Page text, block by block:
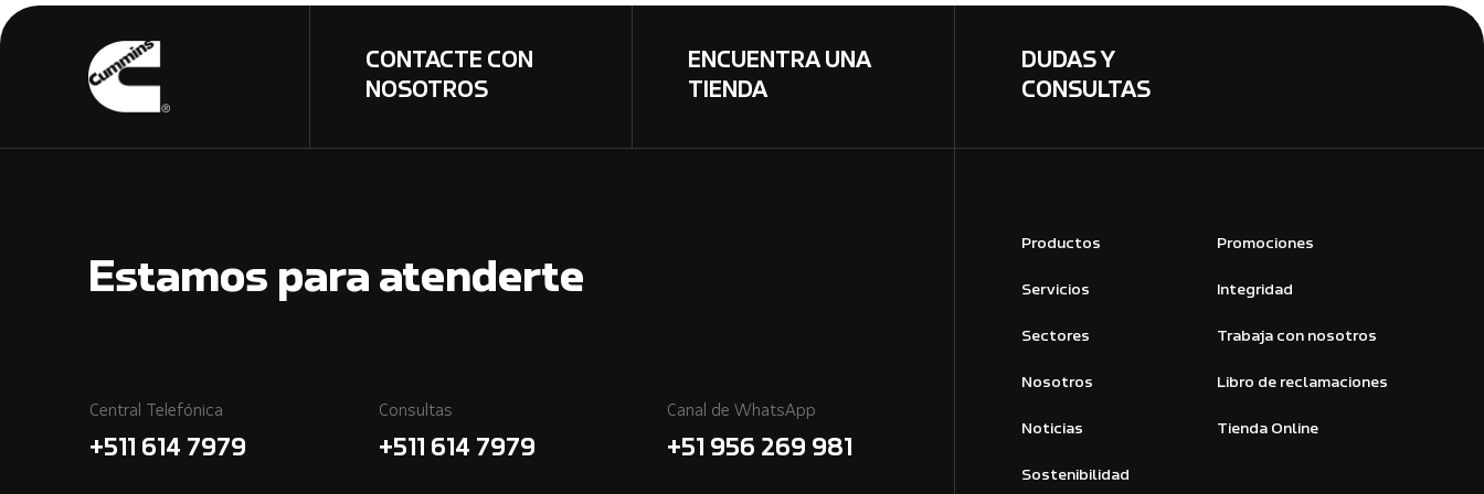
CONTACTE CON
NOSOTROS
ENCUENTRA UNA
TIENDA
DUDAS Y
CONSULTAS
Estamos para atenderte
Central Telefónica
+511 614 7979
Consultas
+511 614 7979
Canal de WhatsApp
+51 956 269 981
Productos
Servicios
Sectores
Nosotros
Noticias
Sostenibilidad
Promociones
Integridad
Trabaja con nosotros
Libro de reclamaciones
Tienda Online